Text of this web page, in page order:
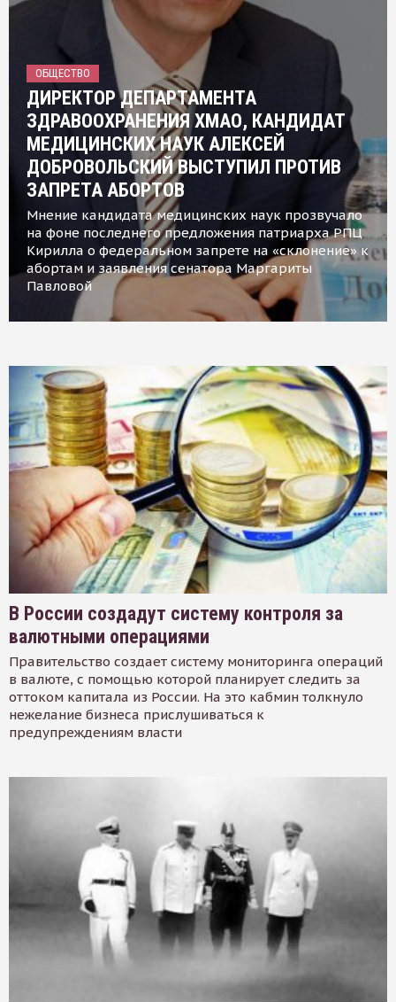
ОБЩЕСТВО
ДИРЕКТОР ДЕПАРТАМЕНТА
ЗДРАВООХРАНЕНИЯ ХМАО, КАНДИДАТ
МЕДИЦИНСКИХ НАУК АЛЕКСЕЙ
ДОБРОВОЛЬСКИЙ ВЫСТУПИЛ ПРОТИВ
ЗАПРЕТА АБОРТОВ
Мнение кандидата медицинских наук прозвучало
на фоне последнего предложения патриарха РПЦ
Кирилла о федеральном запрете на «склонение» к
абортам и заявления сенатора Маргариты
Павловой
В России создадут систему контроля за
валютными операциями
Правительство создает систему мониторинга операций
в валюте, с помощью которой планирует следить за
оттоком капитала из России. На это кабмин толкнуло
нежелание бизнеса прислушиваться к
предупреждениям власти